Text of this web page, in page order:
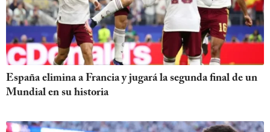
España elimina a Francia y jugará la segunda final de un
Mundial en su historia